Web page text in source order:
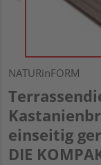
NATURinFORM
einseitig
DIE